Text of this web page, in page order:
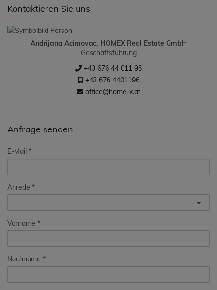
Kontaktieren Sie uns
Andrijana Acimovac, HOMEX Real Estate GmbH
Geschäftsführung
+43 676 44 011 96
+43 676 4401196
office@home-x.at
Anfrage senden
E-Mail
Anrede
Vorname
Nachname